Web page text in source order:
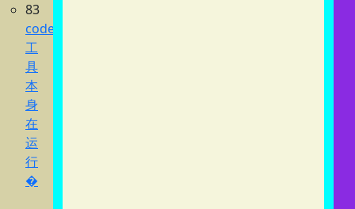
83
codex
工
具
本
身
在
运
行
�